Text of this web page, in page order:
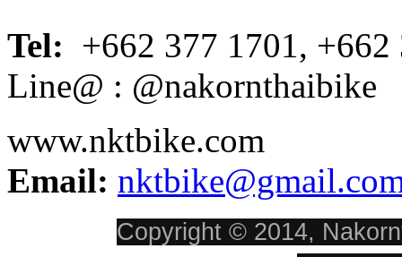
Tel: +662 377 1701,
Line@ : @nakornthaibike
www.nktbike.com
Email:
Copyright © 2014,